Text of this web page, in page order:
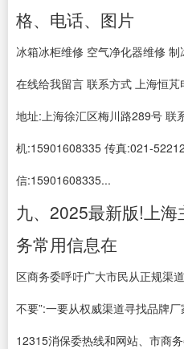
格、电话、图片
冰箱冰柜维修 空气净化器维修
在线给我留言 联系方式 上海恒
地址:上海徐汇区梅川路289号
机:15901608335 传真:021-
信:15901608335...
九、2025最新版!上
务常用信息在
区商务委呼吁广大市民从正规渠
不要”:一要从权威渠道寻找品牌
12315消保委热线和网站、市商